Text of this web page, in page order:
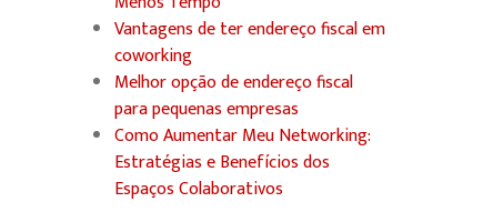
Vantagens de ter endereço fiscal em
coworking
Melhor opção de endereço fiscal
para pequenas empresas
Como Aumentar Meu Networking:
Estratégias e Benefícios dos
Espaços Colaborativos